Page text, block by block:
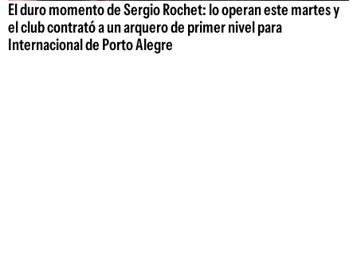
El duro momento de Sergio Rochet: lo operan este martes y
el club contrató a un arquero de primer nivel para
Internacional de Porto Alegre